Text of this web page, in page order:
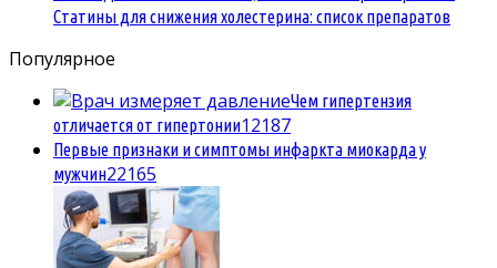
Статины для снижения холестерина: список препаратов
Популярное
Чем гипертензия
отличается от гипертонии12187
Первые признаки и симптомы инфаркта миокарда у
мужчин22165